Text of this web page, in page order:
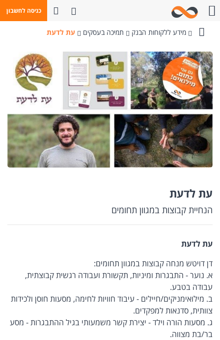
כניסה לחשבון
פתח חיפושחייגו אלינו
מזרחי-טפחות
מידע ללקוחות הבנק תמיכה בעסקים עת לדעת
עת לדעת
הנחיית קבוצות במגוון תחומים
עת לדעת
דן דויטש מנחה קבוצות במגוון תחומים:
א. נוער - התבגרות ומיניות, תקשורת ועבודה רגשית קבוצתית,
עבודה בטבע.
ב. מילואימניקים/חיילים - עיבוד חוויות לחימה, מסעות חוסן ולכידות
צוותית, סדנאות למפקדים.
ג. מסעות הורה וילד - יצירת קשר משמעותי בגיל ההתבגרות - מסע
בר/בת מצווה.